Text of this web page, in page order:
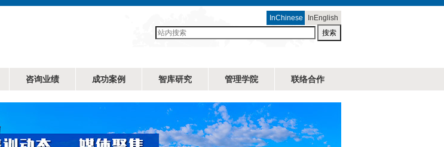
InChinese
InEnglish
搜索
咨询业绩 成功案例 智库研究 管理学院 联络合作